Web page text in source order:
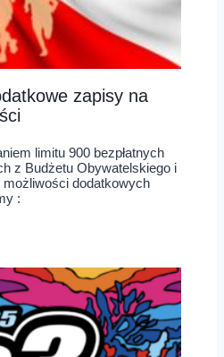
zapisy na
limitu 900 bezpłatnych
z Budżetu Obywatelskiego i
dodatkowych
: